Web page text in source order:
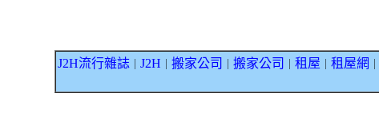
J2H流行雜誌｜ J2H 搬家公司 搬家公司 租屋 租屋網